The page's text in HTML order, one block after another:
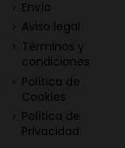
Envío
Aviso legal
Términos y
condiciones
Política de
Cookies
Política de
Privacidad